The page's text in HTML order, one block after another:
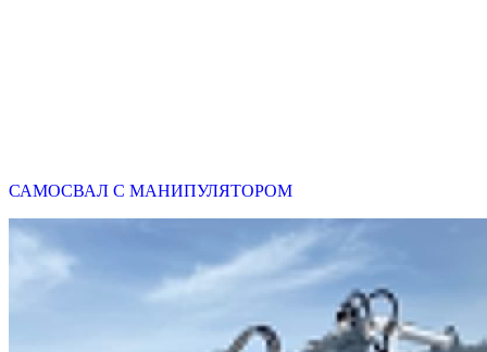
САМОСВАЛ С МАНИПУЛЯТОРОМ